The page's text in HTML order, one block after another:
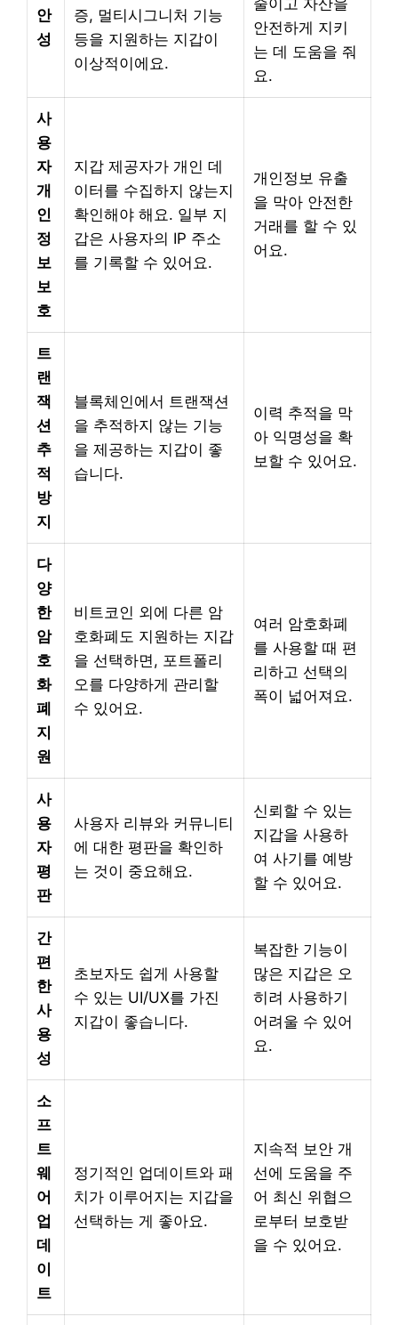
안
성
증, 멀티시그니처 기능
등을 지원하는 지갑이
이상적이에요.
안전하게 지키
는 데 도움을 줘
요.
사
용
자
개
인
정
보
보
호
지갑 제공자가 개인 데
이터를 수집하지 않는지
확인해야 해요. 일부 지
갑은 사용자의 IP 주소
를 기록할 수 있어요.
개인정보 유출
을 막아 안전한
거래를 할 수 있
어요.
트
랜
잭
션
추
적
방
지
블록체인에서 트랜잭션
을 추적하지 않는 기능
을 제공하는 지갑이 좋
습니다.
이력 추적을 막
아 익명성을 확
보할 수 있어요.
다
양
한
암
호
화
폐
지
원
비트코인 외에 다른 암
호화폐도 지원하는 지갑
을 선택하면, 포트폴리
오를 다양하게 관리할
수 있어요.
여러 암호화폐
를 사용할 때 편
리하고 선택의
폭이 넓어져요.
사
용
자
평
판
사용자 리뷰와 커뮤니티
에 대한 평판을 확인하
는 것이 중요해요.
신뢰할 수 있는
지갑을 사용하
여 사기를 예방
할 수 있어요.
간
편
한
사
용
성
초보자도 쉽게 사용할
수 있는 UI/UX를 가진
지갑이 좋습니다.
복잡한 기능이
많은 지갑은 오
히려 사용하기
어려울 수 있어
요.
소
프
트
웨
어
업
데
이
트
정기적인 업데이트와 패
치가 이루어지는 지갑을
선택하는 게 좋아요.
지속적 보안 개
선에 도움을 주
어 최신 위협으
로부터 보호받
을 수 있어요.